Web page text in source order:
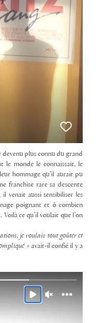
devenu plus connu du grand
le monde le connaissait, le
hommage qu’il aurait pu
franchise rare sa descente
venait aussi sensibiliser les
poignant et ô combien
Voilà ce qu’il voulait que l’on
je voulais tout goûter et
» avait-il confié il y a